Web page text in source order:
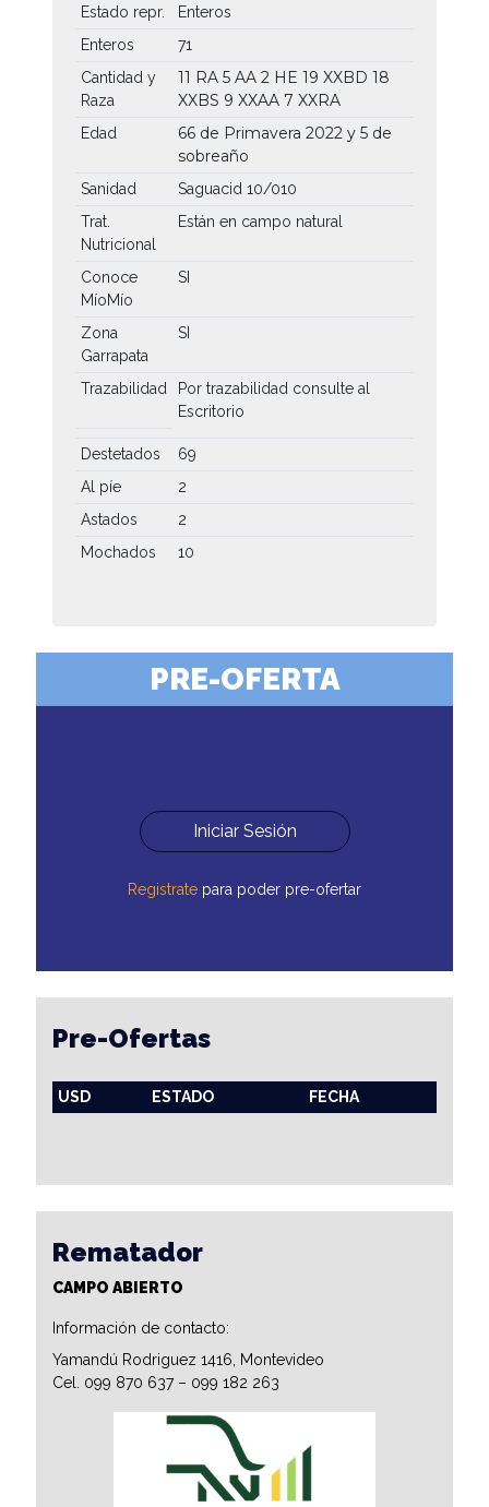
Estado repr.
Enteros
Enteros
71
Cantidad y
Raza
11 RA 5 AA 2 HE 19 XXBD 18
XXBS 9 XXAA 7 XXRA
Edad
66 de Primavera 2022 y 5 de
sobreaño
Sanidad
Saguacid 10/010
Trat.
Nutricional
Están en campo natural
Conoce
MíoMío
SI
Zona
Garrapata
SI
Trazabilidad
Por trazabilidad consulte al
Escritorio
Destetados
69
Al píe
2
Astados
2
Mochados
10
PRE-OFERTA
Iniciar Sesión
Registrate para poder pre-ofertar
Pre-Ofertas
USD ESTADO FECHA
Rematador
CAMPO ABIERTO
Información de contacto:
Yamandú Rodriguez 1416, Montevideo
Cel. 099 870 637 – 099 182 263